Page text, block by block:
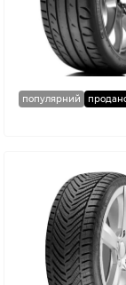
популярний